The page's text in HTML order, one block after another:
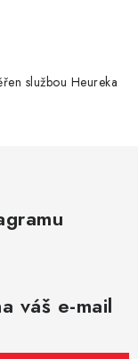
službou Heureka
váš e-mail